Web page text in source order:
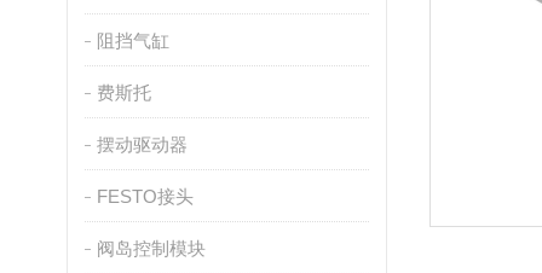
阻挡气缸
费斯托
摆动驱动器
FESTO接头
阀岛控制模块